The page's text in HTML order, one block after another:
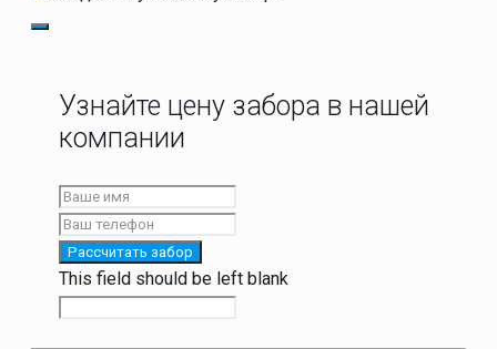
Узнайте цену забора в нашей
компании
Рассчитать забор
This field should be left blank